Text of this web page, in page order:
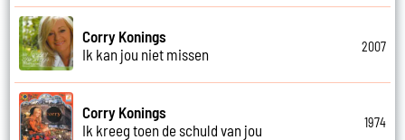
Corry Konings
Ik kan jou niet missen
2007
Corry Konings
Ik kreeg toen de schuld van jou
1974